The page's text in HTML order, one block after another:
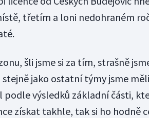
třetím a loni nedohraném
šli jsme si za tím, strašně
jako ostatní týmy jsme
výsledků základní části,
získat takhle, tak si ho hodně